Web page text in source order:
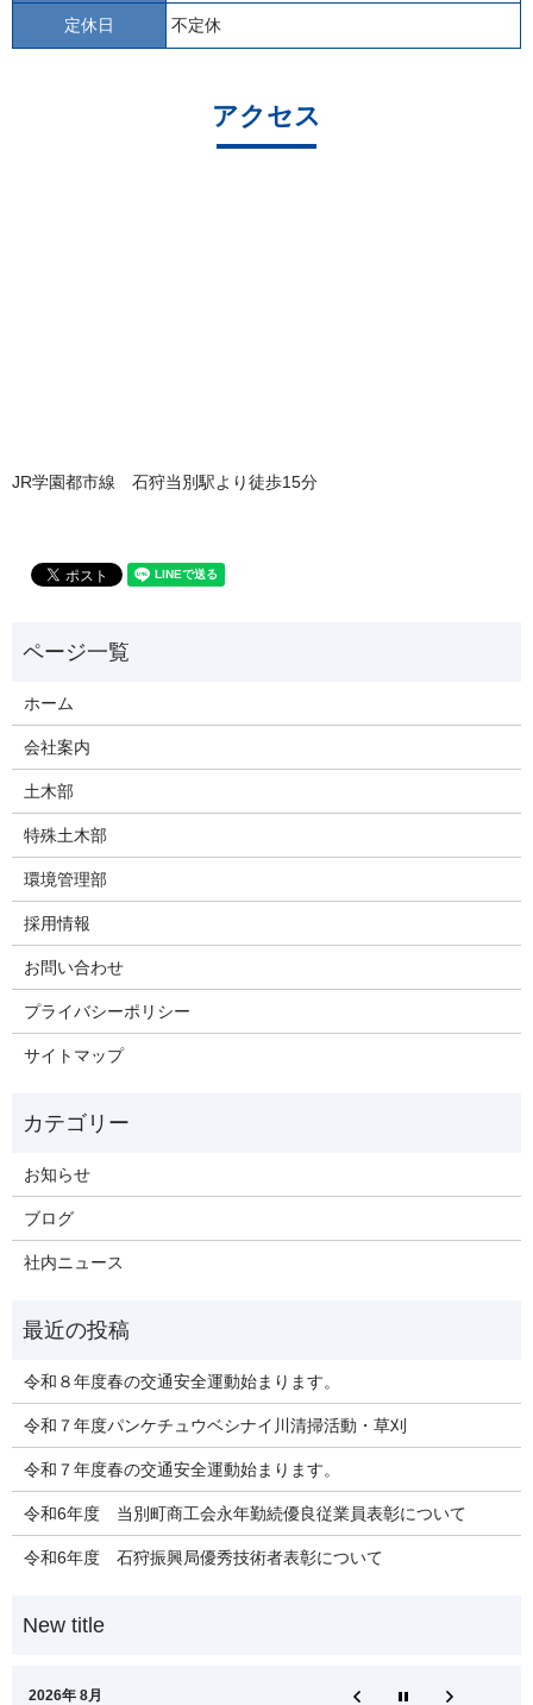
定休日 不定休
アクセス
JR学園都市線 石狩当別駅より徒歩15分
ホーム
会社案内
土木部
特殊土木部
環境管理部
採用情報
お問い合わせ
プライバシーポリシー
サイトマップ
お知らせ
ブログ
社内ニュース
令和８年度春の交通安全運動始まります。
令和７年度パンケチュウベシナイ川清掃活動・草刈
令和７年度春の交通安全運動始まります。
令和6年度 当別町商工会永年勤続優良従業員表彰について
令和6年度 石狩振興局優秀技術者表彰について
2026年 8月